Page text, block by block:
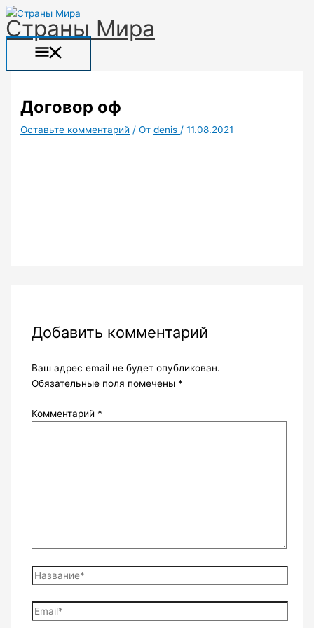
Перейти
к
содержимому
Страны Мира
меню
Договор оф
Оставьте комментарий / Отdenis /11.08.2021
Добавить комментарий
Ваш адрес email не будет опубликован.
Обязательные поля помечены *
Комментарий *
Прокрутка
вверх